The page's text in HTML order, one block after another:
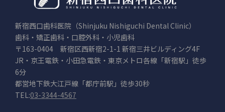
新宿西口歯科医院（Shinjuku Nishiguchi Dental Clinic）
歯科・矯正歯科・口腔外科・小児歯科
〒163-0404 新宿区西新宿2-1-1 新宿三井ビルディング4F
JR・京王電鉄・小田急電鉄・東京メトロ各線「新宿駅」徒歩
6分
都営地下鉄大江戸線「都庁前駅」徒歩30秒
TEL:03-3344-4567